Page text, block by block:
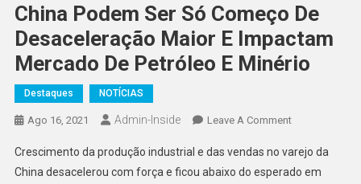
China Podem Ser Só Começo De
Desaceleração Maior E Impactam
Mercado De Petróleo E Minério
Destaques NOTÍCIAS
Ago 16, 2021 Admin-Inside Leave A CommentOn
Podem
Ser
Crescimento da produção industrial e das vendas no varejo da
China desacelerou com força e ficou abaixo do esperado em